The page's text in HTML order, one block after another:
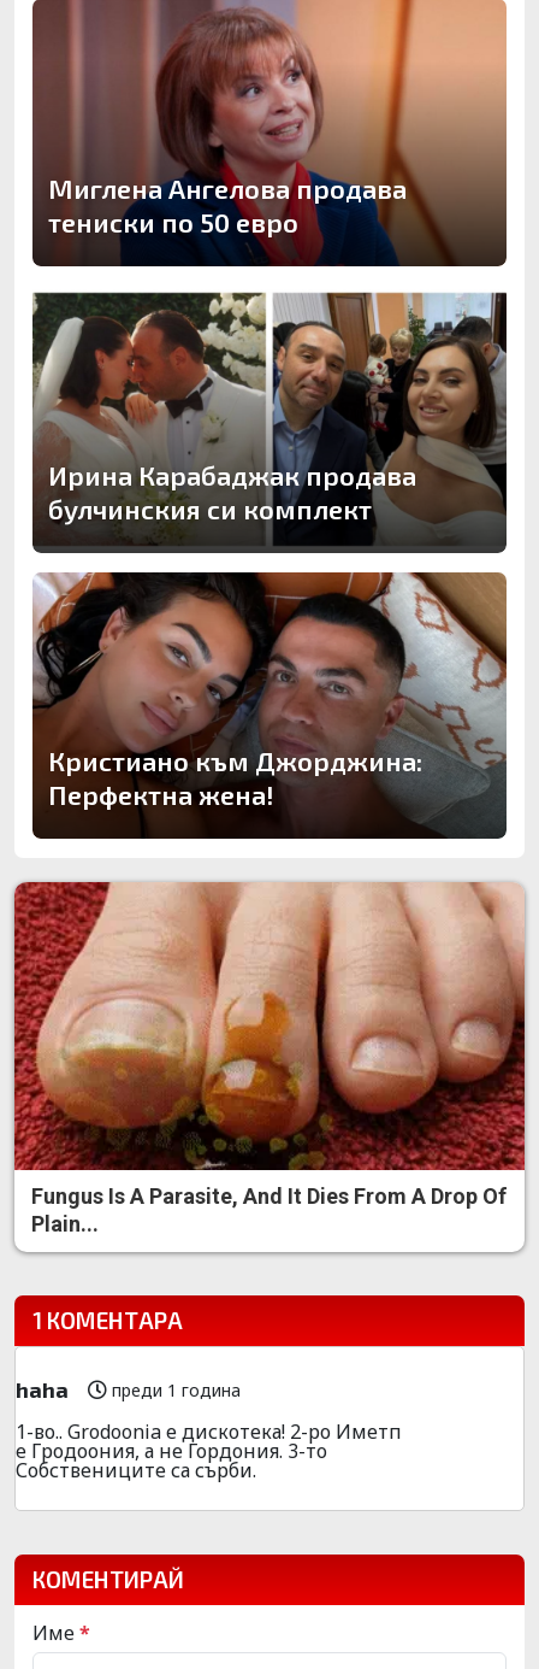
Миглена Ангелова продава
тениски по 50 евро
Ирина Карабаджак продава
булчинския си комплект
Кристиано към Джорджина:
Перфектна жена!
Fungus Is A Parasite, And It Dies From A Drop Of
Plain...
1 КОМЕНТАРА
haha преди 1 година
1-во.. Grodoonia е дискотека! 2-ро Иметп
е Гродоония, а не Гордония. 3-то
Собствениците са сърби.
КОМЕНТИРАЙ
Име*